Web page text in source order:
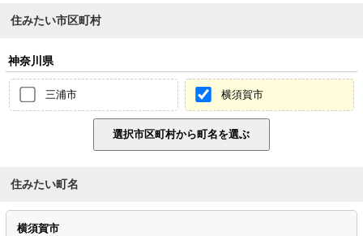
住みたい市区町村
神奈川県
三浦市 横須賀市
住みたい町名
横須賀市